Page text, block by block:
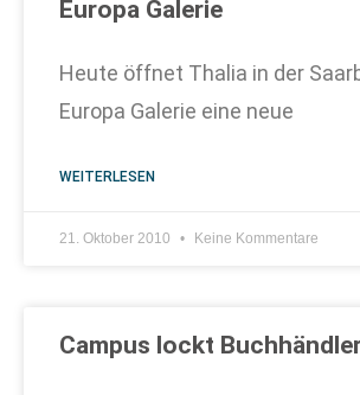
Europa Galerie
Heute öffnet Thalia in der
Europa Galerie eine neue
WEITERLESEN
21. Oktober 2010 Keine Kommentare
Campus lockt